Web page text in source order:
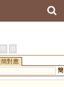
簡 港
對應
簡